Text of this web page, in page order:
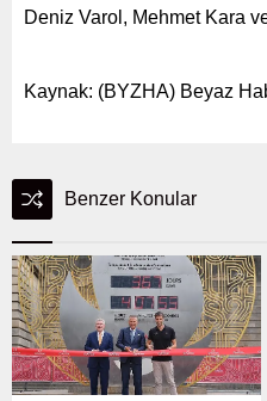
Deniz Varol, Mehmet Kara
Kaynak: (BYZHA) Beyaz
Benzer Konular